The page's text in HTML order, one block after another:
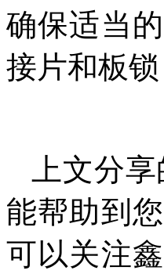
确保适当
接片和板
上文分
能帮助到
可以关注